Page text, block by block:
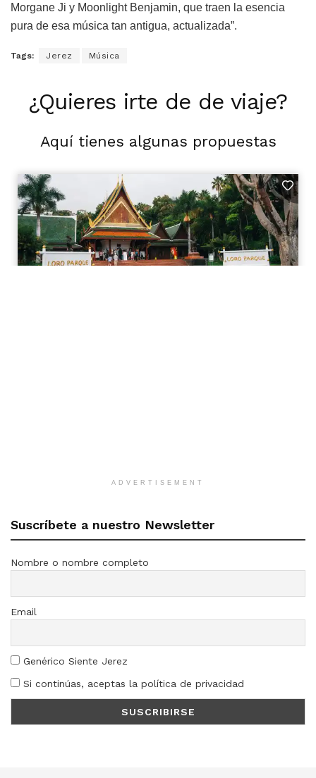
Morgane Ji y Moonlight Benjamin, que traen la esencia
pura de esa música tan antigua, actualizada”.
Tags: Jerez Música
¿Quieres irte de de viaje?
Aquí tienes algunas propuestas
ADVERTISEMENT
Suscríbete a nuestro Newsletter
Nombre o nombre completo
Email
Genérico Siente Jerez
Si continúas, aceptas la política de privacidad